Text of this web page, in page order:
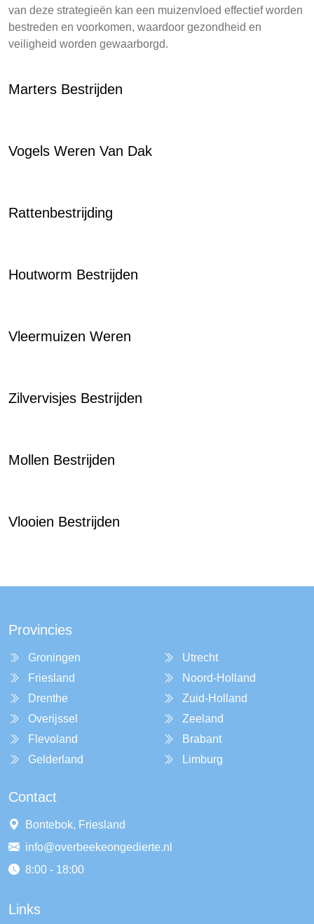
van deze strategieën kan een muizenvloed effectief worden
bestreden en voorkomen, waardoor gezondheid en
veiligheid worden gewaarborgd.
Marters Bestrijden
Vogels Weren Van Dak
Rattenbestrijding
Houtworm Bestrijden
Vleermuizen Weren
Zilvervisjes Bestrijden
Mollen Bestrijden
Vlooien Bestrijden
Provincies
Groningen
Friesland
Drenthe
Overijssel
Flevoland
Gelderland
Utrecht
Noord-Holland
Zuid-Holland
Zeeland
Brabant
Limburg
Contact
Bontebok, Friesland
info@overbeekeongedierte.nl
8:00 - 18:00
Links